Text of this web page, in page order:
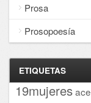
Prosa
Prosopoesía
ETIQUETAS
19mujeres